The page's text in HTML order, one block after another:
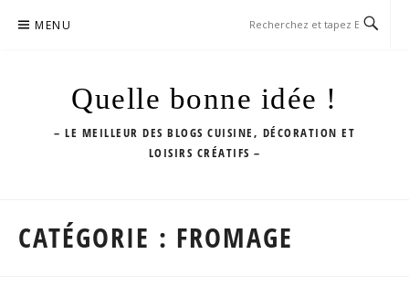
MENU
Quelle bonne idée !
– LE MEILLEUR DES BLOGS CUISINE, DÉCORATION ET
LOISIRS CRÉATIFS –
CATÉGORIE : FROMAGE